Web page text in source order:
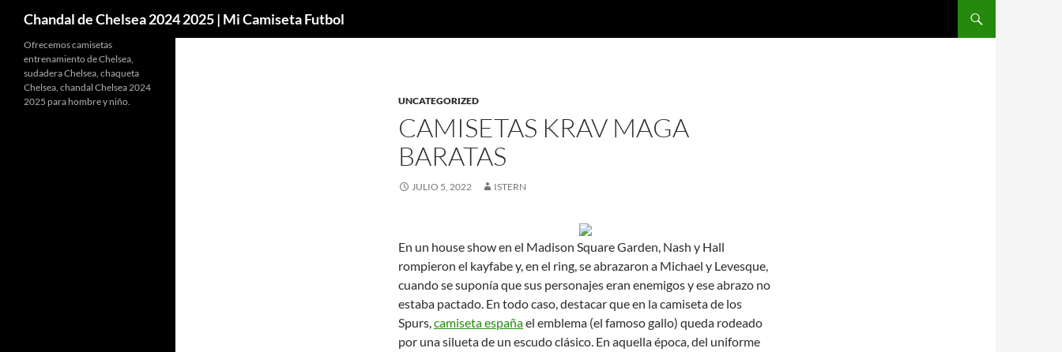
Chandal de Chelsea 2024 2025 | Mi Camiseta Futbol
UNCATEGORIZED
CAMISETAS KRAV MAGA
BARATAS
JULIO 5, 2022 ISTERN
En un house show en el Madison Square Garden, Nash y Hall
rompieron el kayfabe y, en el ring, se abrazaron a Michael y Levesque,
cuando se suponía que sus personajes eran enemigos y ese abrazo no
estaba pactado. En todo caso, destacar que en la camiseta de los
Spurs,camiseta españael emblema (el famoso gallo) queda rodeado
por una silueta de un escudo clásico. En aquella época, del uniforme
Ofrecemos camisetas
entrenamiento de Chelsea,
sudadera Chelsea, chaqueta
Chelsea, chandal Chelsea 2024
2025 para hombre y niño.